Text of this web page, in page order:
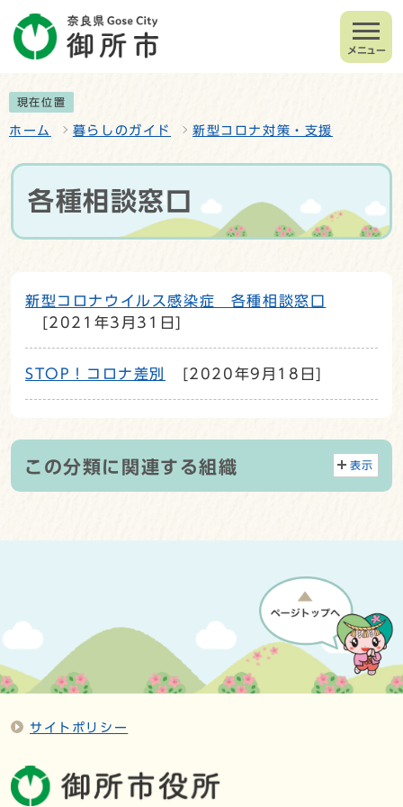
メニュー
現在位置
ホーム 暮らしのガイド 新型コロナ対策・支援
各種相談窓口
新型コロナウイルス感染症 各種相談窓口
[2021年3月31日]
STOP！コロナ差別 [2020年9月18日]
この分類に関連する組織 表示
サイトポリシー